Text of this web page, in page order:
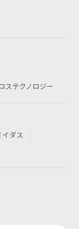
ステクノロジー
イダス